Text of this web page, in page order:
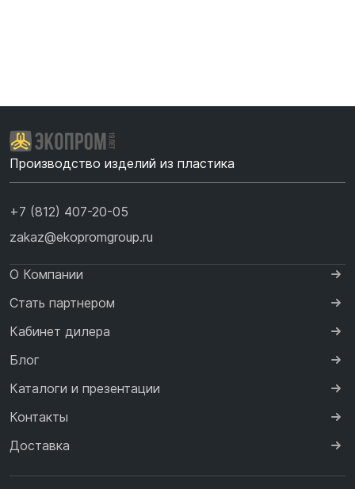
Производство изделий из пластика
+7 (812) 407-20-05
zakaz@ekopromgroup.ru
О Компании
Стать партнером
Кабинет дилера
Блог
Каталоги и презентации
Контакты
Доставка